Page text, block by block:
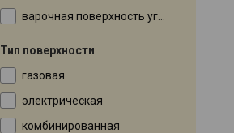
варочная поверхность угловая
Тип поверхности
газовая
электрическая
комбинированная